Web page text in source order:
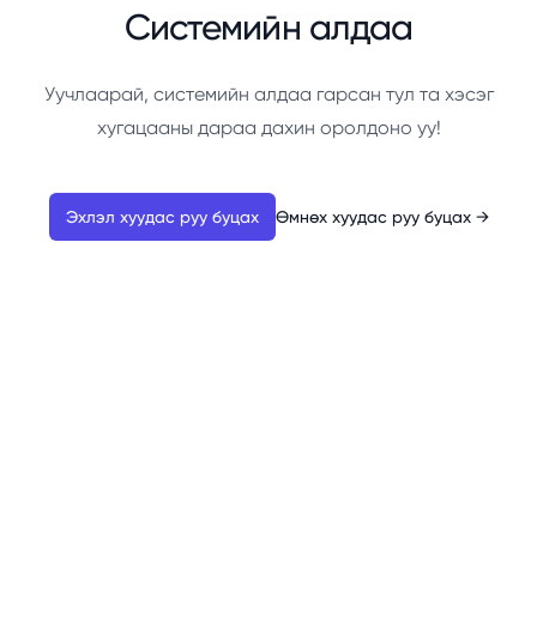
Системийн алдаа
Уучлаарай, системийн алдаа гарсан тул та хэсэг
хугацааны дараа дахин оролдоно уу!
Эхлэл хуудас руу буцах Өмнөх хуудас руу буцах →